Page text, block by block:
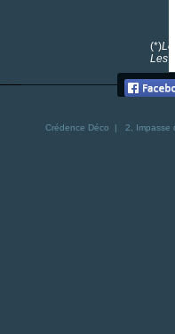
(*)
Les
Crédence Déco | 2, Impasse